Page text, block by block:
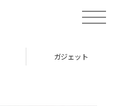
toggle
ガジェット